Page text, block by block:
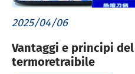
2025/04/06
Vantaggi e principi
termoretraibile